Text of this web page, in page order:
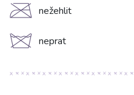
C nežehlit
d neprat